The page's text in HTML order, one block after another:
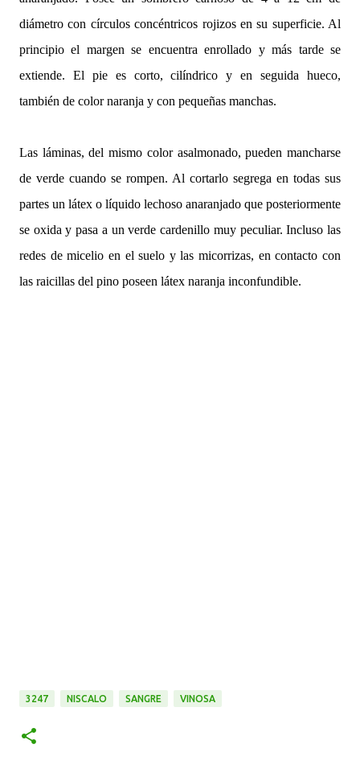
diámetro con círculos concéntricos rojizos en su superficie. Al
principio el margen se encuentra enrollado y más tarde se
extiende. El pie es corto, cilíndrico y en seguida hueco,
también de color naranja y con pequeñas manchas.
Las láminas, del mismo color asalmonado, pueden mancharse
de verde cuando se rompen. Al cortarlo segrega en todas sus
partes un látex o líquido lechoso anaranjado que posteriormente
se oxida y pasa a un verde cardenillo muy peculiar. Incluso las
redes de micelio en el suelo y las micorrizas, en contacto con
las raicillas del pino poseen látex naranja inconfundible.
3247 NISCALO SANGRE VINOSA